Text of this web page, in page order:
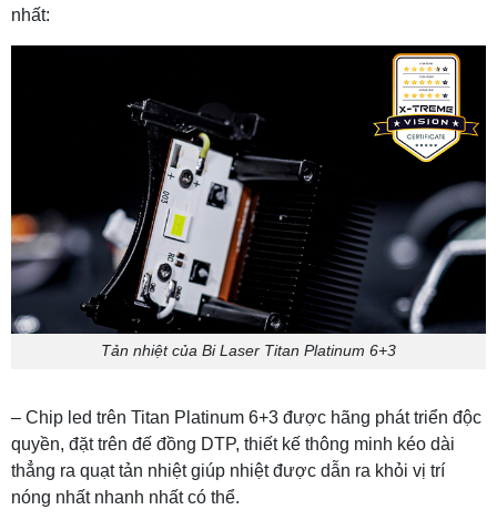
nhất:
Tản nhiệt của Bi Laser Titan Platinum 6+3
– Chip led trên Titan Platinum 6+3 được hãng phát triển độc
quyền, đặt trên đế đồng DTP, thiết kế thông minh kéo dài
thẳng ra quạt tản nhiệt giúp nhiệt được dẫn ra khỏi vị trí
nóng nhất nhanh nhất có thể.